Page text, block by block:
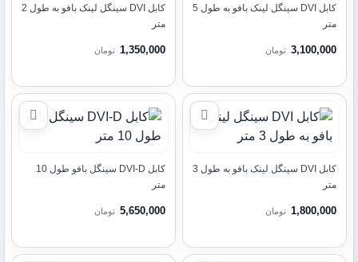
کابل DVI سینگل لینک بافو به طول 5
متر
3,100,000 تومان
کابل DVI سینگل لینک بافو به طول 2
متر
1,350,000 تومان
کابل DVI سینگل لینک بافو به طول 3
متر
1,800,000 تومان
کابل DVI-D سینگل بافو طول 10
متر
5,650,000 تومان